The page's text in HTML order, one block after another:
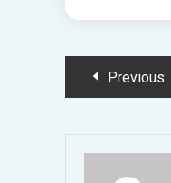
PostPrevious: